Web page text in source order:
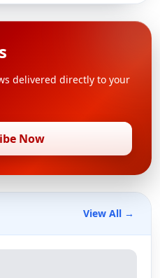
delivered directly to your
Now
View All →